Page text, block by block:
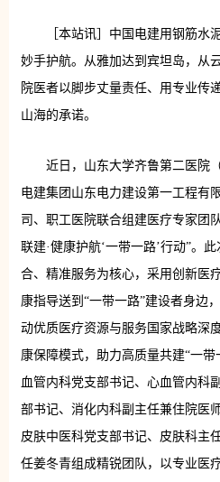
［本站讯］中国电建用钢筋水
妙手护航。从雅加达到宾坦岛，从
院医者以脚步丈量责任、用专业传
山海的承诺。
近日，山东大学齐鲁第二医院
电建集团山东电力建设第一工程有
司、职工医院联合组建医疗专家团
联建·健康护航‘一带一路’行动”。
合、精准服务为核心，采用创新医
康指导送到“一带一路”建设者身边
动优质医疗资源与服务国家战略深
康保障模式，助力高质量共建“一
血管内科党支部书记、心血管内科
部书记、消化内科副主任兼住院医
皮肤中医科党支部书记、皮肤科主
任姜冬青组成精锐团队，以专业医